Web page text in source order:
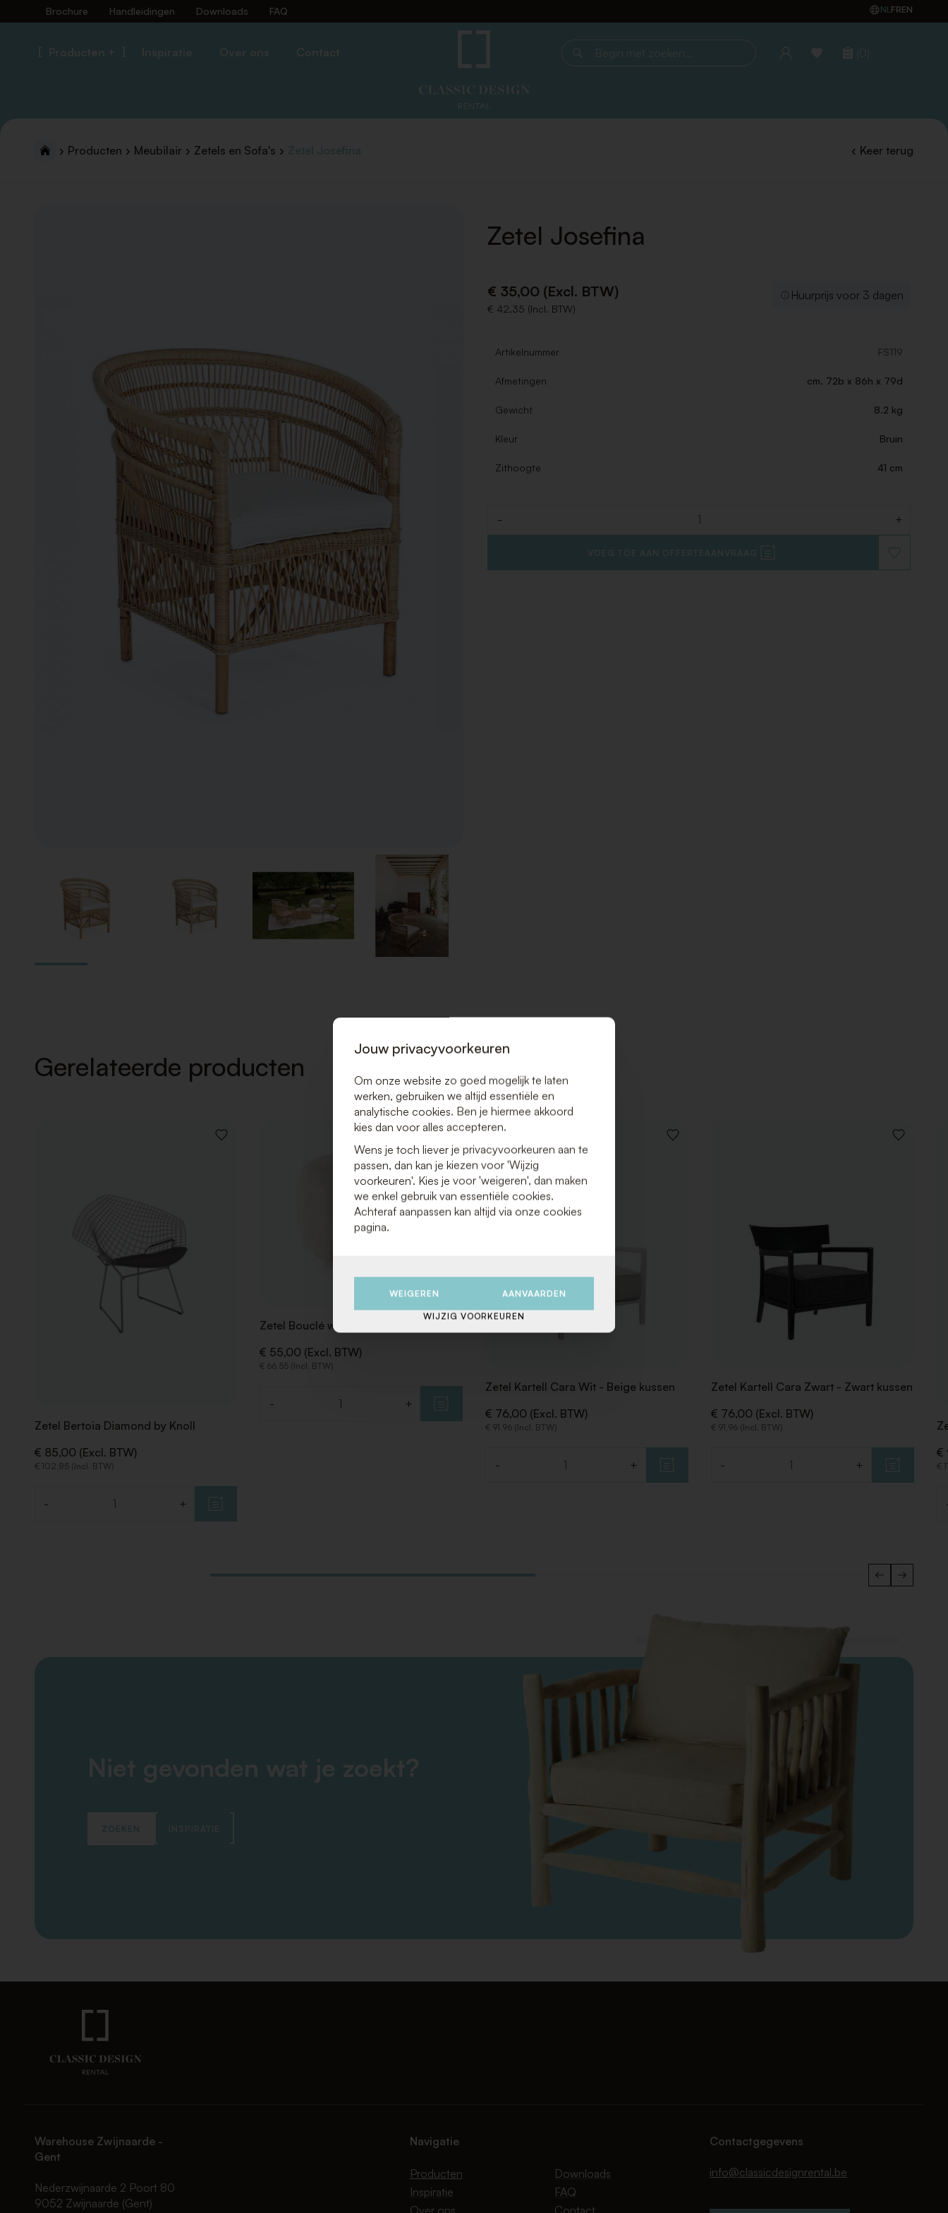
Brochure Handleidingen Downloads FAQ NLFREN
Producten + Inspiratie Over ons Contact
Begin met zoeken... (0)
Producten Meubilair Zetels en Sofa's Zetel Josefina Keer terug
Zetel Josefina
€ 35,00 (Excl. BTW)
€ 42,35 (Incl. BTW)
Huurprijs voor 3 dagen
Artikelnummer FS119
Afmetingen cm. 72b x 86h x 79d
Gewicht 8.2 kg
Kleur Bruin
Zithoogte 41 cm
- +
VOEG TOE AAN OFFERTEAANVRAAG
TOE
Gerelateerde producten
VOEG
Zetel Bertoia Diamond by Knoll
€ 85,00 (Excl. BTW)
€ 102,85 (Incl. BTW)
- +
TOE
AAN
VERLANGLIJST
Zetel Bouclé wit
€ 55,00 (Excl. BTW)
€ 66,55 (Incl. BTW)
- +
VOEG
Zetel Kartell Cara Wit - Beige kussen
€ 76,00 (Excl. BTW)
€ 91,96 (Incl. BTW)
- +
VOEG
Zetel Kartell Cara Zwart - Zwart kussen
€ 76,00 (Excl. BTW)
€ 91,96 (Incl. BTW)
- +
€
€
Niet gevonden wat je zoekt?
ZOEKEN INSPIRATIE
Warehouse Zwijnaarde -
Gent
Nederzwijnaarde 2 Poort 80
9052 Zwijnaarde (Gent)
Navigatie
Producten
Inspiratie
Downloads
FAQ
Contactgegevens
info@classicdesignrental.be
Jouw privacyvoorkeuren
Om onze website zo goed mogelijk te laten
werken, gebruiken we altijd essentiële en
analytische cookies. Ben je hiermee akkoord
kies dan voor alles accepteren.
Wens je toch liever je privacyvoorkeuren aan te
passen, dan kan je kiezen voor 'Wijzig
voorkeuren'. Kies je voor 'weigeren', dan maken
we enkel gebruik van essentiële cookies.
Achteraf aanpassen kan altijd via onze cookies
pagina.
WEIGEREN AANVAARDEN
WIJZIG VOORKEUREN